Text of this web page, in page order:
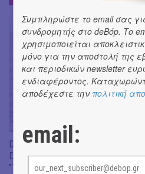
Don't Let Me Be Misunderstood |
Dafoe, Czech Studio Orchestra |
"The Birthday Party"
Συμπληρώστε το email σας
συνδρομητής στο deBόp. Το
χρησιμοποιείται
μόνο για την αποστολή της
και περιοδικών newsletter
ενδιαφέροντος.
αποδέχεστε την πολιτική
email: